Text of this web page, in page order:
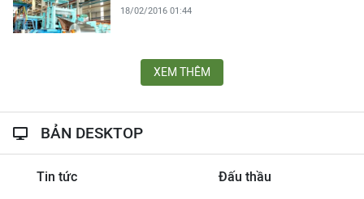
18/02/2016 01:44
XEM THÊM
BẢN DESKTOP
Tin tức Đấu thầu